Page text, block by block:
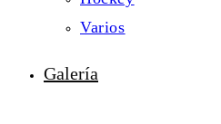
Varios
Galería